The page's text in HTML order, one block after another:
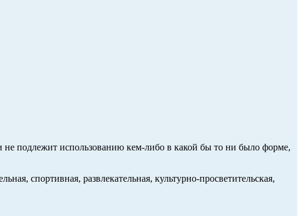
не подлежит использованию кем-либо в какой бы то ни было форме,
спортивная, развлекательная, культурно-просветительская,